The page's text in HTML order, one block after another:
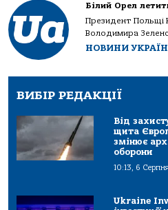
Білий Орел
Президент Польщі
Володимира
НОВИНИ
ВИБІР РЕДАКЦІЇ
Від
щита
змінює
оборони
10:13, 6
Ukraine